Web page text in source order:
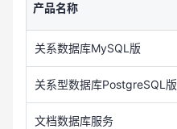
产品名称
关系数据库MySQL版
关系型数据库PostgreSQL版
文档数据库服务